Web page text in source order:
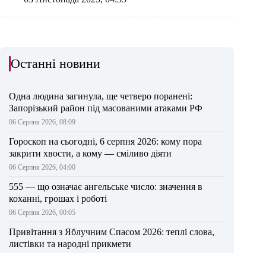
Останні новини
Одна людина загинула, ще четверо поранені:
Запорізький район під масованими атаками РФ
06 Серпня 2026, 08:09
Гороскоп на сьогодні, 6 серпня 2026: кому пора
закрити хвости, а кому — сміливо діяти
06 Серпня 2026, 04:00
555 — що означає ангельське число: значення в
коханні, грошах і роботі
06 Серпня 2026, 00:05
Привітання з Яблучним Спасом 2026: теплі слова,
листівки та народні прикмети